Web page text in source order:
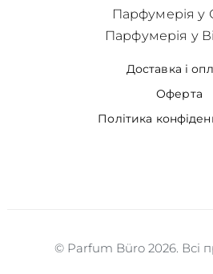
Доставка і
Оферта
Політика
Парфумерія у
Парфумерія у
© Parfum Büro 2026. Всі